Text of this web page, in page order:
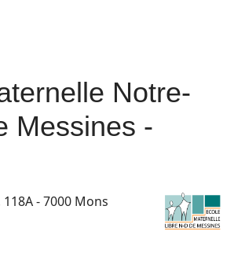
Notre-
Messines -
- 7000 Mons